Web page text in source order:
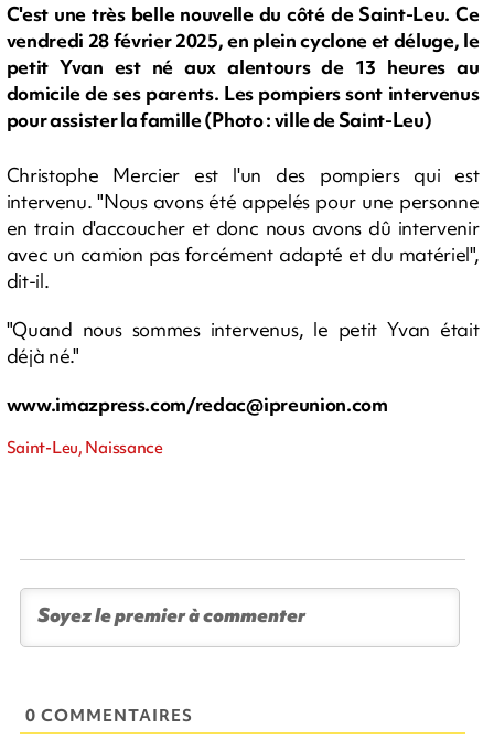
C'est une très belle nouvelle du côté de Saint-Leu. Ce
vendredi 28 février 2025, en plein cyclone et déluge, le
petit Yvan est né aux alentours de 13 heures au
domicile de ses parents. Les pompiers sont intervenus
pour assister la famille (Photo : ville de Saint-Leu)
Christophe Mercier est l'un des pompiers qui est
intervenu. "Nous avons été appelés pour une personne
en train d'accoucher et donc nous avons dû intervenir
avec un camion pas forcément adapté et du matériel",
dit-il.
"Quand nous sommes intervenus, le petit Yvan était
déjà né."
www.imazpress.com/redac@ipreunion.com
Saint-Leu, Naissance
0 COMMENTAIRES